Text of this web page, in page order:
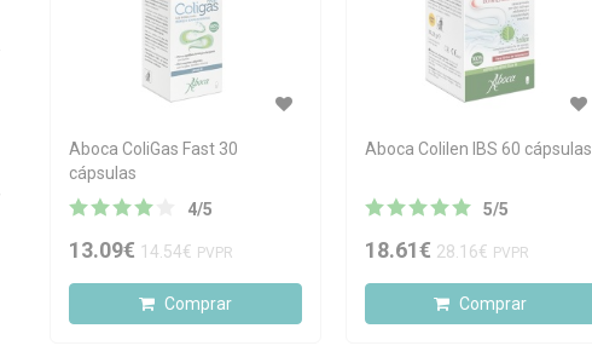
Aboca ColiGas Fast 30
cápsulas
4/5
13.09€ 14.54€ PVPR
Comprar
Aboca Colilen IBS 60 cápsulas
5/5
18.61€ 28.16€ PVPR
Comprar